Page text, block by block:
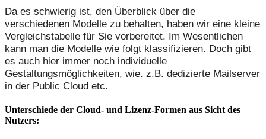
Da es schwierig ist, den Überblick über die
verschiedenen Modelle zu behalten, haben wir eine kleine
Vergleichstabelle für Sie vorbereitet. Im Wesentlichen
kann man die Modelle wie folgt klassifizieren. Doch gibt
es auch hier immer noch individuelle
Gestaltungsmöglichkeiten, wie. z.B. dedizierte Mailserver
in der Public Cloud etc.
Unterschiede der Cloud- und Lizenz-Formen aus Sicht des
Nutzers: